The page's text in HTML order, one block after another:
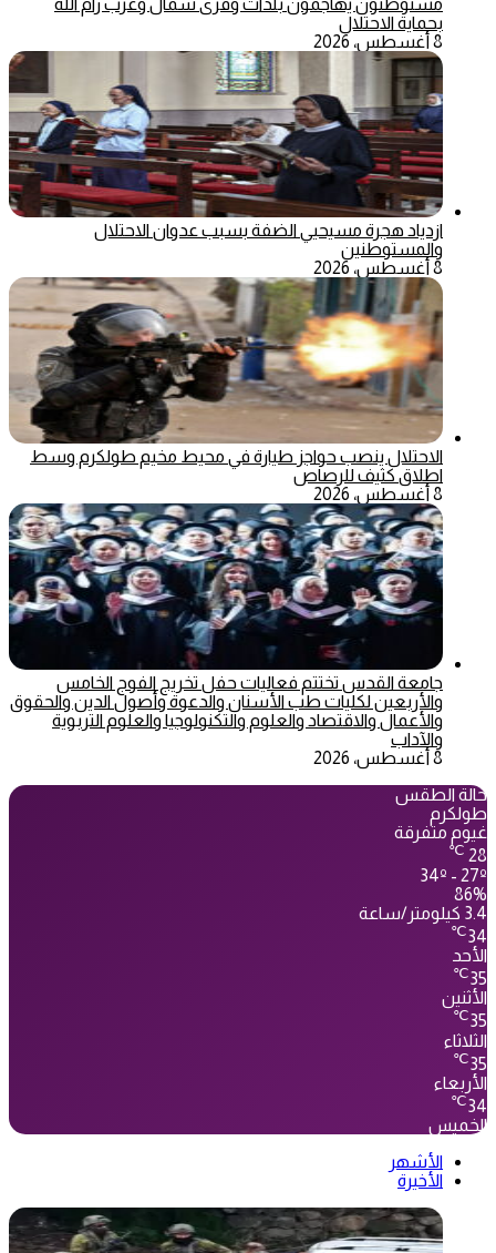
مستوطنون يهاجمون بلدات وقرى شمال وغرب رام الله
بحماية الاحتلال
8 أغسطس، 2026
ازدياد هجرة مسيحيي الضفة بسبب عدوان الاحتلال
والمستوطنين
8 أغسطس، 2026
الاحتلال ينصب حواجز طيارة في محيط مخيم طولكرم وسط
اطلاق كثيف للرصاص
8 أغسطس، 2026
جامعة القدس تختتم فعاليات حفل تخريج الفوج الخامس
والأربعين لكليات طب الأسنان والدعوة وأصول الدين والحقوق
والأعمال والاقتصاد والعلوم والتكنولوجيا والعلوم التربوية
والآداب
8 أغسطس، 2026
حالة الطقس
طولكرم
غيوم متفرقة
28
℃
34º - 27º
86%
3.4 كيلومتر/ساعة
34
℃
الأحد
35
℃
الأثنين
35
℃
الثلاثاء
35
℃
الأربعاء
34
℃
الخميس
الأشهر
الأخيرة